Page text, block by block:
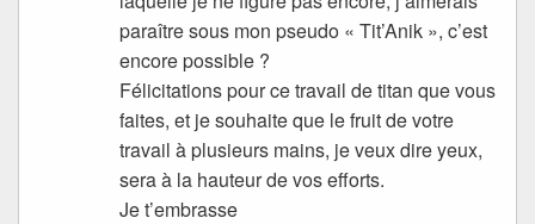
paraître sous mon pseudo « Tit’Anik », c’est
encore possible ?
Félicitations pour ce travail de titan que vous
faites, et je souhaite que le fruit de votre
travail à plusieurs mains, je veux dire yeux,
sera à la hauteur de vos efforts.
Je t’embrasse